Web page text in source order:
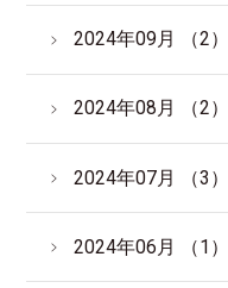
2024年09月 （2）
2024年08月 （2）
2024年07月 （3）
2024年06月 （1）